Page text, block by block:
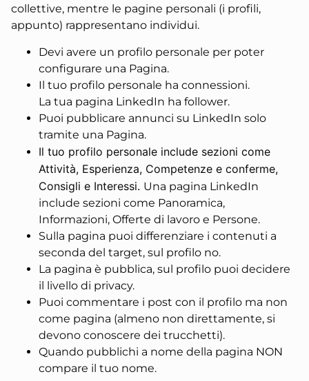
collettive, mentre le pagine personali (i profili,
appunto) rappresentano individui.
Devi avere un profilo personale per poter
configurare una Pagina.
Il tuo profilo personale ha connessioni.
La tua pagina LinkedIn ha follower.
Puoi pubblicare annunci su LinkedIn solo
tramite una Pagina.
Il tuo profilo personale include sezioni come
Attività, Esperienza, Competenze e conferme,
Consigli e Interessi. Una pagina LinkedIn
include sezioni come Panoramica,
Informazioni, Offerte di lavoro e Persone.
Sulla pagina puoi differenziare i contenuti a
seconda del target, sul profilo no.
La pagina è pubblica, sul profilo puoi decidere
il livello di privacy.
Puoi commentare i post con il profilo ma non
come pagina (almeno non direttamente, si
devono conoscere dei trucchetti).
Quando pubblichi a nome della pagina NON
compare il tuo nome.